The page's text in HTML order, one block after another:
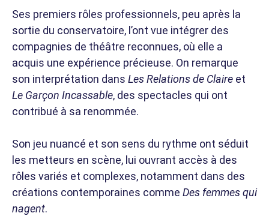
Ses premiers rôles professionnels, peu après la
sortie du conservatoire, l’ont vue intégrer des
compagnies de théâtre reconnues, où elle a
acquis une expérience précieuse. On remarque
son interprétation dans Les Relations de Claire et
Le Garçon Incassable, des spectacles qui ont
contribué à sa renommée.
Son jeu nuancé et son sens du rythme ont séduit
les metteurs en scène, lui ouvrant accès à des
rôles variés et complexes, notamment dans des
créations contemporaines comme Des femmes qui
nagent.